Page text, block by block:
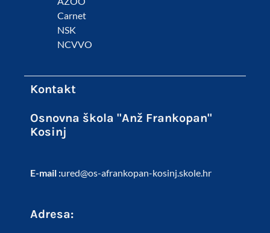
Carnet
NSK
NCVVO
Kontakt
Osnovna škola "Anž Frankopan"
Kosinj
E-mail :ured@os-afrankopan-kosinj.skole.hr
Adresa: